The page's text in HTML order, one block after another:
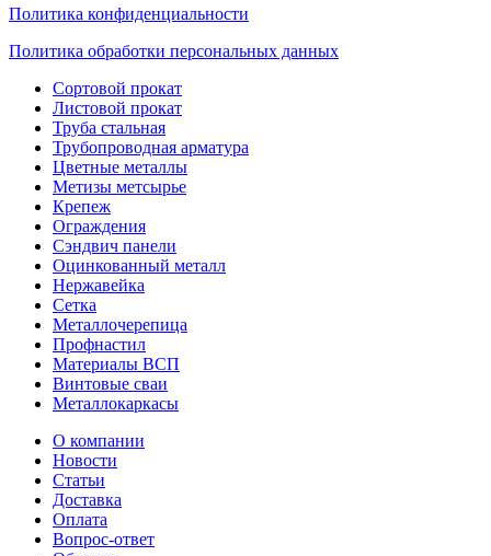
Политика конфиденциальности
Политика обработки персональных данных
Сортовой прокат
Листовой прокат
Труба стальная
Трубопроводная арматура
Цветные металлы
Метизы метсырье
Крепеж
Ограждения
Сэндвич панели
Оцинкованный металл
Нержавейка
Сетка
Металлочерепица
Профнастил
Материалы ВСП
Винтовые сваи
Металлокаркасы
О компании
Новости
Статьи
Доставка
Оплата
Вопрос-ответ